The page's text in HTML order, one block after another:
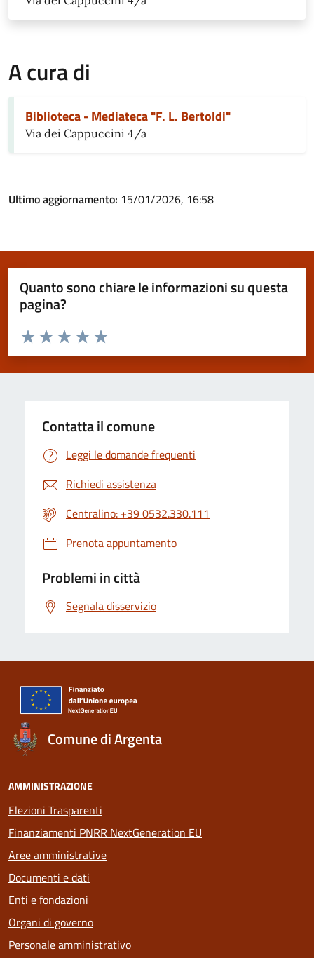
A cura di
Biblioteca - Mediateca "F. L. Bertoldi"
Via dei Cappuccini 4/a
Ultimo aggiornamento: 15/01/2026, 16:58
Quanto sono chiare le informazioni su questa
pagina?
Valuta da 1 a 5 stelle la pagina
Valuta 5 stelle su 5
Valuta 4 stelle su 5
Valuta 3 stelle su 5
Valuta 2 stelle su 5
Valuta 1 stelle su 5
Contatta il comune
Leggi le domande frequenti
Richiedi assistenza
Centralino: +39 0532.330.111
Prenota appuntamento
Problemi in città
Segnala disservizio
Comune di Argenta
AMMINISTRAZIONE
Elezioni Trasparenti
Finanziamenti PNRR NextGeneration EU
Aree amministrative
Documenti e dati
Enti e fondazioni
Organi di governo
Personale amministrativo